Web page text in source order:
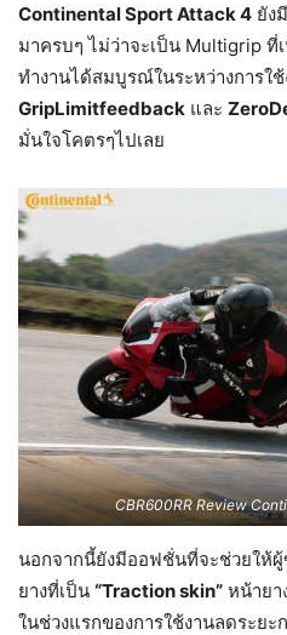
Continental Sport Attack 4 ยัง
มาครบๆ ไม่ว่าจะเป็น Multigrip ที่
ทำงานได้สมบูรณ์ในระหว่างการใ
GripLimitfeedback และ
มั่นใจโคตรๆไปเลย
CBR600RR Review
นอกจากนี้ยังมีออฟชั่นที่จะช่วยให้
ยางที่เป็น “Traction skin” หน้ายา
ในช่วงแรกของการใช้งานลดระยะ